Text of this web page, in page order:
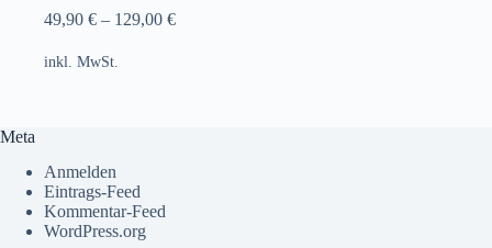
49,90 € – 129,00 €
inkl. MwSt.
Meta
Anmelden
Eintrags-Feed
Kommentar-Feed
WordPress.org